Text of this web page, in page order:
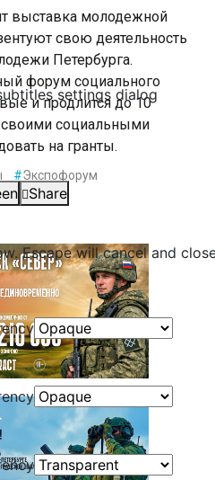
settings dialog
Share
Escape will cancel and
выставка молодежной
свою деятельность
Петербурга.
форум социального
и продлится до 10
своими социальными
на гранты.
#Экспофорум